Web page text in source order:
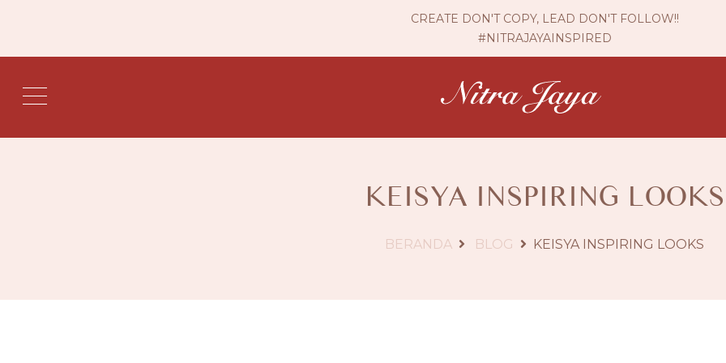
CREATE DON'T COPY, LEAD DON'T FOLLOW!!
#NITRAJAYAINSPIRED
KEISYA INSPIRING LOOKS
BERANDA BLOG KEISYA INSPIRING LOOKS